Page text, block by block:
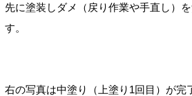
先に塗装しダメ（戻り作業や手直し）
す。
右の写真は中塗り（上塗り1回目）が完